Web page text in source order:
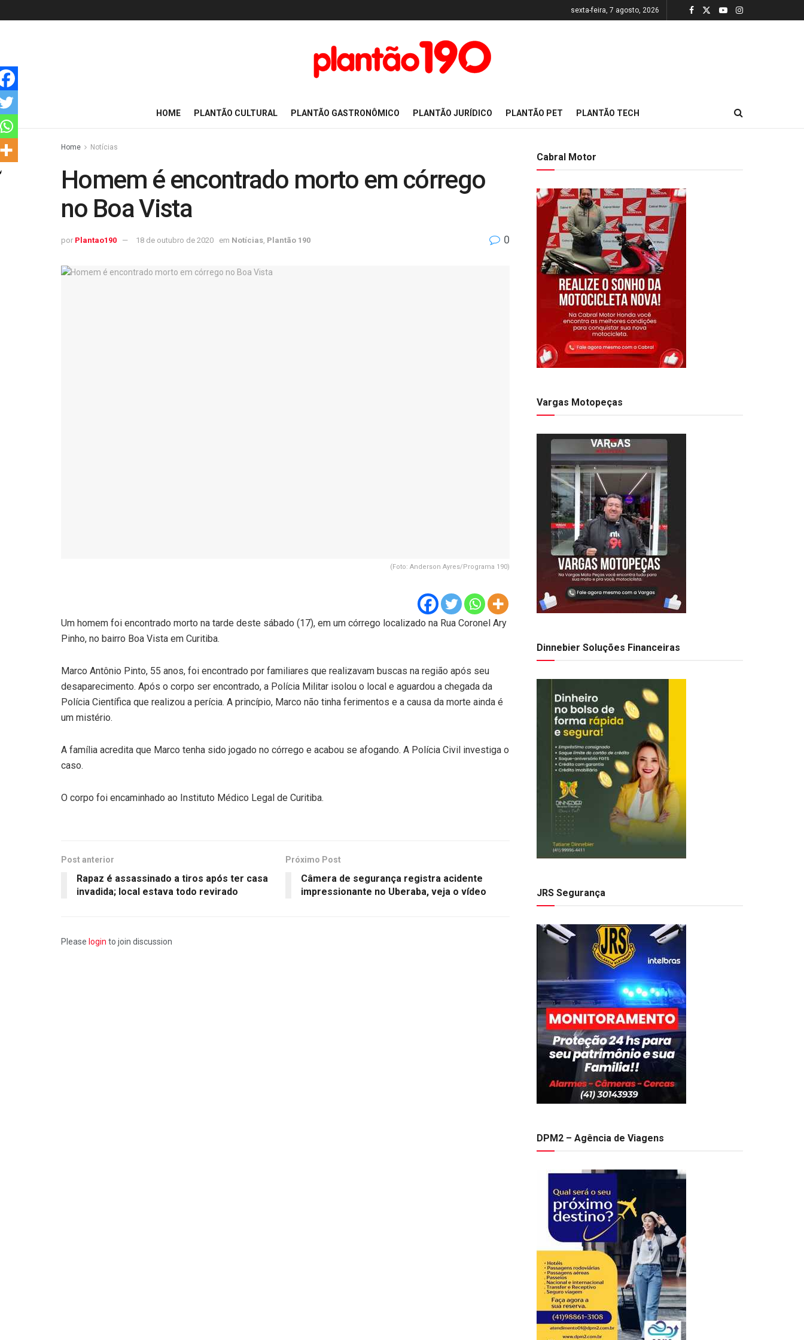
sexta-feira, 7 agosto, 2026
HOME PLANTÃO CULTURAL PLANTÃO GASTRONÔMICO PLANTÃO JURÍDICO PLANTÃO PET PLANTÃO TECH
Home Notícias
Homem é encontrado morto em córrego
no Boa Vista
por Plantao190 18 de outubro de 2020 em Notícias Plantão 190 0
(Foto: Anderson Ayres/Programa 190)
Um homem foi encontrado morto na tarde deste sábado (17), em um córrego localizado na Rua Coronel Ary
Pinho, no bairro Boa Vista em Curitiba.
Marco Antônio Pinto, 55 anos, foi encontrado por familiares que realizavam buscas na região após seu
desaparecimento. Após o corpo ser encontrado, a Polícia Militar isolou o local e aguardou a chegada da
Polícia Científica que realizou a perícia. A princípio, Marco não tinha ferimentos e a causa da morte ainda é
um mistério.
A família acredita que Marco tenha sido jogado no córrego e acabou se afogando. A Polícia Civil investiga o
caso.
O corpo foi encaminhado ao Instituto Médico Legal de Curitiba.
Post anterior
Rapaz é assassinado a tiros após ter casa
invadida; local estava todo revirado
Próximo Post
Câmera de segurança registra acidente
impressionante no Uberaba, veja o vídeo
Please login to join discussion
Cabral Motor
Vargas Motopeças
Dinnebier Soluções Financeiras
JRS Segurança
DPM2 – Agência de Viagens